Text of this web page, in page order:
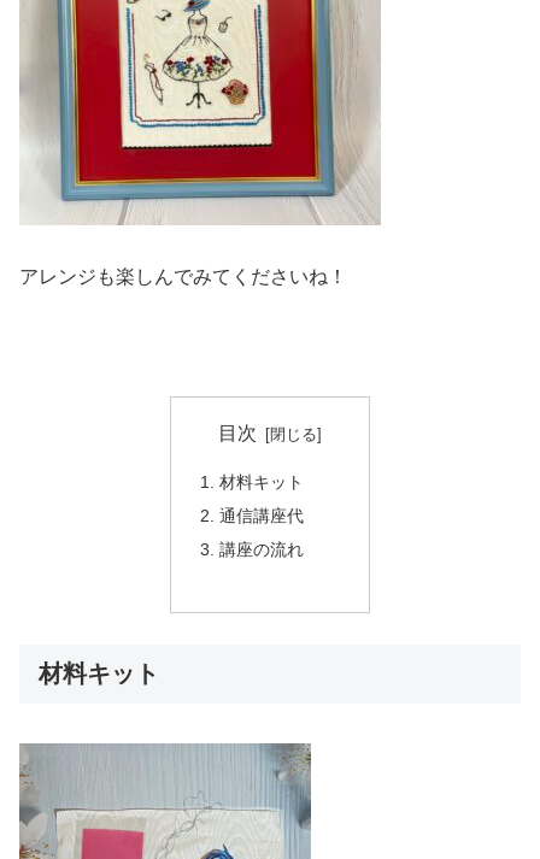
アレンジも楽しんでみてくださいね！
目次
材料キット
通信講座代
講座の流れ
材料キット